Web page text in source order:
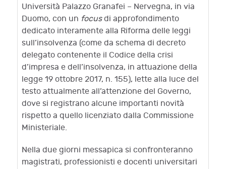
Università Palazzo Granafei – Nervegna, in via
Duomo, con un focusdi approfondimento
dedicato interamente alla Riforma delle leggi
sull’insolvenza (come da schema di decreto
delegato contenente il Codice della crisi
d’impresa e dell’insolvenza, in attuazione della
legge 19 ottobre 2017, n. 155), lette alla luce del
testo attualmente all’attenzione del Governo,
dove si registrano alcune importanti novità
rispetto a quello licenziato dalla Commissione
Ministeriale.
Nella due giorni messapica si confronteranno
magistrati, professionisti e docenti universitari